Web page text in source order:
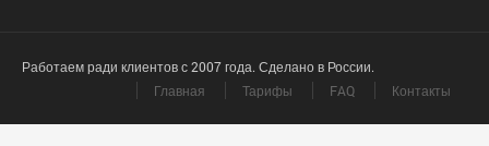
Работаем ради клиентов с 2007 года. Сделано в России.
Главная
Тарифы FAQ Контакты